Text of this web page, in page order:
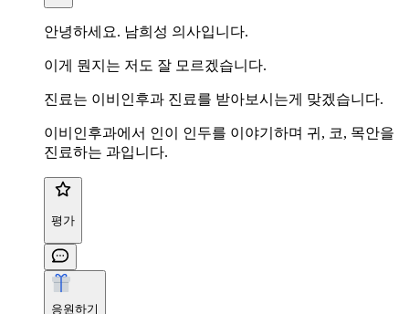
안녕하세요. 남희성 의사입니다.
이게 뭔지는 저도 잘 모르겠습니다.
진료는 이비인후과 진료를 받아보시는게 맞겠습니다.
이비인후과에서 인이 인두를 이야기하며 귀, 코, 목안을
진료하는 과입니다.
평가
응원하기